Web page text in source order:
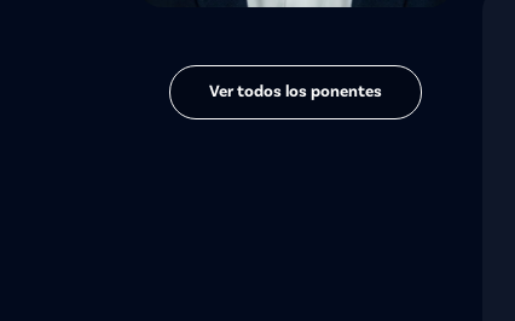
Ver todos los ponentes